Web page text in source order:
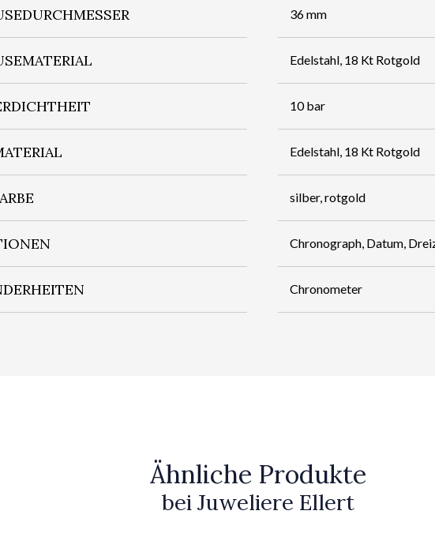
36 mm
Edelstahl, 18 Kt Rotgold
10 bar
Edelstahl, 18 Kt Rotgold
silber, rotgold
Chronograph, Datum,
Chronometer
Ähnliche Produkte
bei Juweliere Ellert